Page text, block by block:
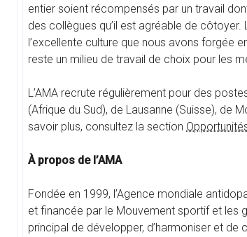
entier soient récompensés par un travail
des collègues qu’il est agréable de
l’excellente culture que nous avons forgée
reste un milieu de travail de choix pour les
L’AMA recrute régulièrement pour des
(Afrique du Sud), de Lausanne (Suisse), de
savoir plus, consultez la section
À propos de l’AMA
Fondée en 1999, l’Agence mondiale
et financée par le Mouvement sportif et les
principal de développer, d’harmoniser et